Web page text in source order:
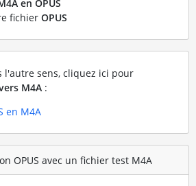
en OPUS
fichier OPUS
l'autre sens, cliquez ici pour
M4A:
en M4A
OPUS avec un fichier test M4A